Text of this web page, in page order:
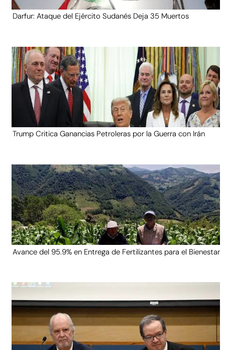
Darfur: Ataque del Ejército Sudanés Deja 35 Muertos
Trump Critica Ganancias Petroleras por la Guerra con Irán
Avance del 95.9% en Entrega de Fertilizantes para el Bienestar